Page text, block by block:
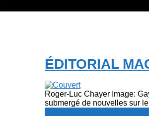
ÉDITORIAL
Roger-Luc Chayer Image:
submergé de nouvelles sur